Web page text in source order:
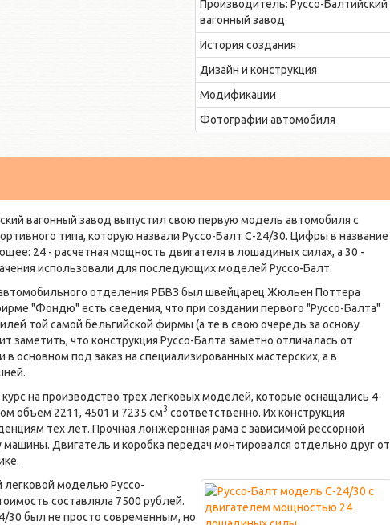
Производитель: Руссо-Балтийский
вагонный завод
История создания
Дизайн и конструкция
Модификации
Фотографии автомобиля
вагонный завод выпустил свою первую модель автомобиля с
типа, которую назвали Руссо-Балт С-24/30. Цифры в название
24 - расчетная мощность двигателя в лошадиных силах, а 30 -
использовали для последующих моделей Руссо-Балт.
отделения РБВЗ был швейцарец Жюльен Поттера
"Фондю" есть сведения, что при создании первого "Руссо-Балта"
той самой бельгийской фирмы (а те в свою очередь за основу
заметить, что конструкция Руссо-Балта заметно отличалась от
основном под заказ на специализированных мастерских, а в
на производство трех легковых моделей, которые оснащались 4-
объем 2211, 4501 и 7235 см3 соответственно. Их конструкция
тех лет. Прочная лонжеронная рама с зависимой рессорной
машины. Двигатель и коробка передач монтировался отдельно друг от
моделью Руссо-
составляла 7500 рублей.
30 был не просто современным, но